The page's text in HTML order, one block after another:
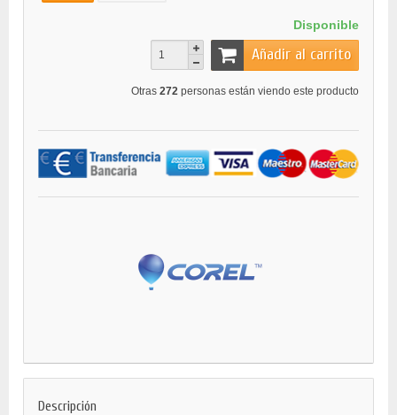
Disponible
Añadir al carrito
Otras 272 personas están viendo este producto
Descripción